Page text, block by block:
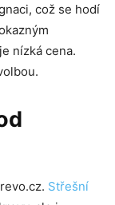
což se hodí
nízká cena.
Střešní